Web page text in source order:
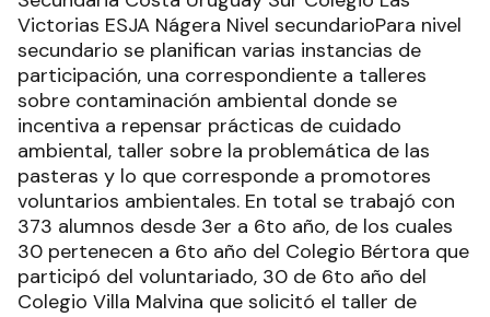
Victorias ESJA Nágera Nivel secundarioPara nivel
secundario se planifican varias instancias de
participación, una correspondiente a talleres
sobre contaminación ambiental donde se
incentiva a repensar prácticas de cuidado
ambiental, taller sobre la problemática de las
pasteras y lo que corresponde a promotores
voluntarios ambientales. En total se trabajó con
373 alumnos desde 3er a 6to año, de los cuales
30 pertenecen a 6to año del Colegio Bértora que
participó del voluntariado, 30 de 6to año del
Colegio Villa Malvina que solicitó el taller de